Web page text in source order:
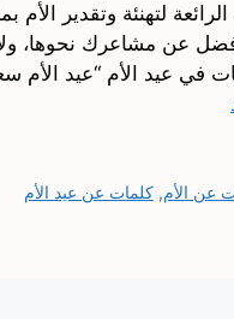
لتهنئة وتقدير
عن مشاعرك نحوها،
في عيد الأم “عيد الأم
عن الأم,كلمات عن عيد الأم